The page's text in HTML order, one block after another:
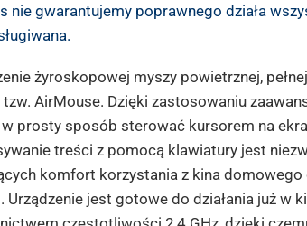
nie gwarantujemy poprawnego działa
żyroskopowej myszy powietrznej,
AirMouse. Dzięki zastosowaniu
prosty sposób sterować kursorem na
treści z pomocą klawiatury jest
komfort korzystania z kina
jest gotowe do działania już w